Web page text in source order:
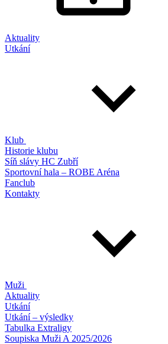
Aktuality
Utkání
Klub
Historie klubu
Síň slávy HC Zubří
Sportovní hala – ROBE Aréna
Fanclub
Kontakty
Muži
Aktuality
Utkání
Utkání – výsledky
Tabulka Extraligy
Soupiska Muži A 2025/2026